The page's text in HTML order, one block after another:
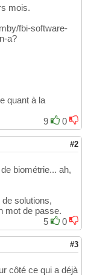
mois.
fbi-software-
a?
quant à la
9
0
#2
biométrie... ah,
solutions,
mot de passe.
5
0
#3
côté ce qui a déjà